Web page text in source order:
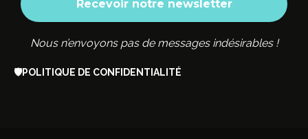
Nous n’envoyons pas de messages indésirables !
🛡️POLITIQUE DE CONFIDENTIALITÉ